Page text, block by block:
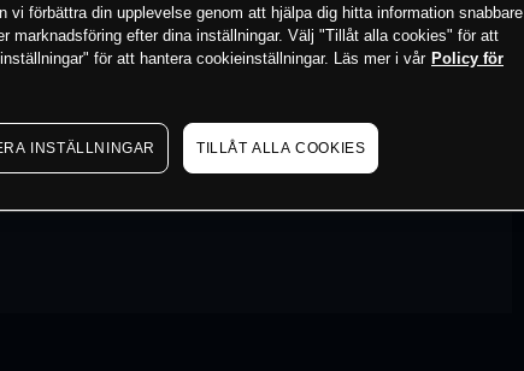
vi förbättra din upplevelse genom att hjälpa dig hitta information snabbare
marknadsföring efter dina inställningar. Välj "Tillåt alla cookies" för att
för att hantera cookieinställningar. Läs mer i vår Policy för
INSTÄLLNINGAR TILLÅT ALLA COOKIES